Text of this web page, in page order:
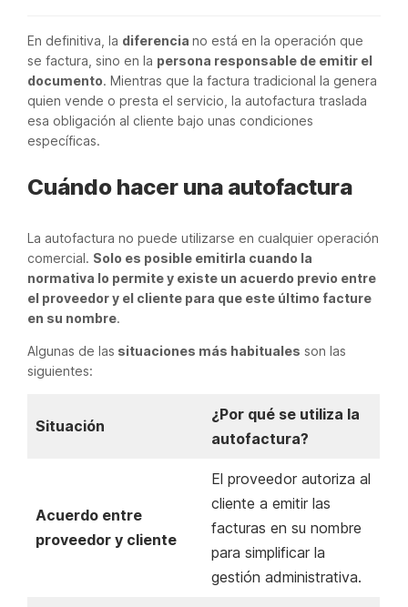
En definitiva, la diferencia no está en la operación que
se factura, sino en la persona responsable de emitir el
documento. Mientras que la factura tradicional la genera
quien vende o presta el servicio, la autofactura traslada
esa obligación al cliente bajo unas condiciones
específicas.
Cuándo hacer una autofactura
La autofactura no puede utilizarse en cualquier operación
comercial. Solo es posible emitirla cuando la
normativa lo permite y existe un acuerdo previo entre
el proveedor y el cliente para que este último facture
en su nombre.
Algunas de las situaciones más habituales son las
siguientes:
Situación
¿Por qué se utiliza la
autofactura?
Acuerdo entre
proveedor y cliente
El proveedor autoriza al
cliente a emitir las
facturas en su nombre
para simplificar la
gestión administrativa.